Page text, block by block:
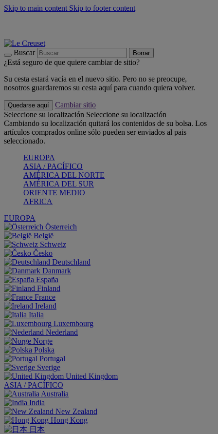
Skip to main content Skip to footer content
Buscar Borrar
¿Está seguro de que quiere cambiar de sitio?
Su cesta estará vacía en el nuevo sitio. Pero no se preocupe,
nosotros guardaremos su cesta aquí para cuando quiera volver.
Quedarse aquí
Cambiar sitio
Seleccione su localización Seleccione su localización
Cambiando su localización quitará los contenidos de su bolsa. Los
artículos comprados online sólo pueden ser enviados al pais
seleccionado.
EUROPA
ASIA / PACÍFICO
AMÉRICA DEL NORTE
AMÉRICA DEL SUR
ORIENTE MEDIO
AFRICA
EUROPA
Österreich
België
Schweiz
Česko
Deutschland
Danmark
España
Finland
France
Ireland
Italia
Luxembourg
Nederland
Norge
Polska
Portugal
Sverige
United Kingdom
ASIA / PACÍFICO
Australia
India
New Zealand
Hong Kong
日本